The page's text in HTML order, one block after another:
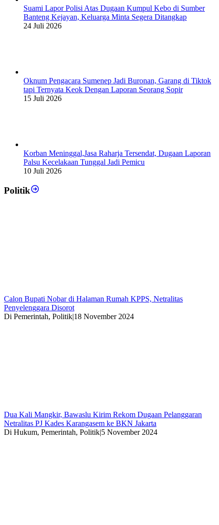
Suami Lapor Polisi Atas Dugaan Kumpul Kebo di Sumber
Banteng Kejayan, Keluarga Minta Segera Ditangkap
24 Juli 2026
Oknum Pengacara Sumenep Jadi Buronan, Garang di Tiktok
tapi Ternyata Keok Dengan Laporan Seorang Sopir
15 Juli 2026
Korban Meninggal,Jasa Raharja Tersendat, Dugaan Laporan
Palsu Kecelakaan Tunggal Jadi Pemicu
10 Juli 2026
Politik
Calon Bupati Nobar di Halaman Rumah KPPS, Netralitas
Penyelenggara Disorot
Di Pemerintah, Politik|18 November 2024
Dua Kali Mangkir, Bawaslu Kirim Rekom Dugaan Pelanggaran
Netralitas PJ Kades Karangasem ke BKN Jakarta
Di Hukum, Pemerintah, Politik|5 November 2024